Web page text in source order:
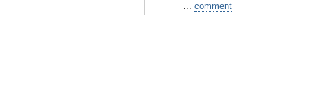
... comment